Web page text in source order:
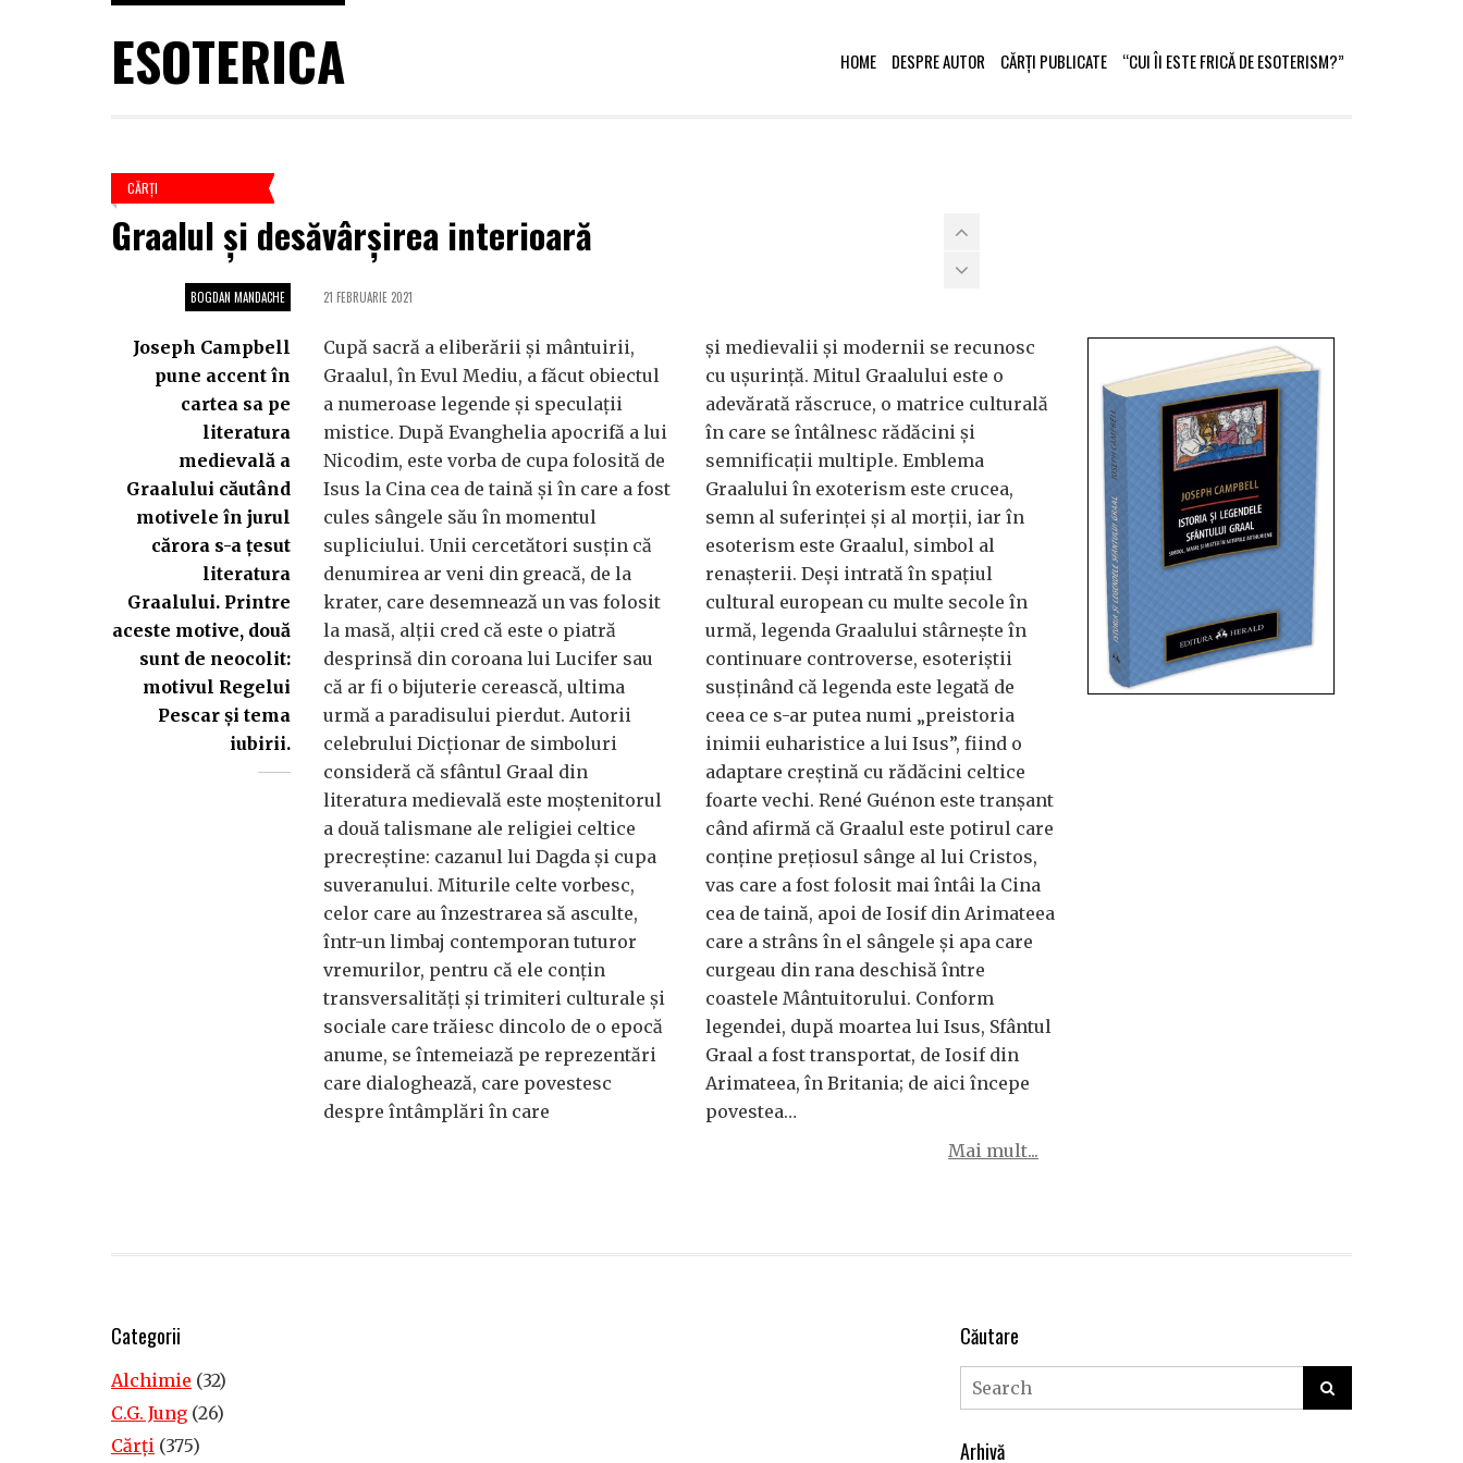
ESOTERICA HOME DESPRE AUTOR CĂRȚI PUBLICATE “CUI ÎI ESTE FRICĂ DE ESOTERISM?”
CĂRŢI
Graalul și desăvârșirea interioară
BOGDAN MANDACHE
Joseph Campbell
pune accent în
cartea sa pe
literatura
medievală a
Graalului căutând
motivele în jurul
cărora s-a țesut
literatura
Graalului. Printre
aceste motive, două
sunt de neocolit:
motivul Regelui
Pescar și tema
iubirii.
21 FEBRUARIE 2021
Cupă sacră a eliberării și mântuirii,
Graalul, în Evul Mediu, a făcut obiectul
a numeroase legende și speculații
mistice. După Evanghelia apocrifă a lui
Nicodim, este vorba de cupa folosită de
Isus la Cina cea de taină și în care a fost
cules sângele său în momentul
supliciului. Unii cercetători susțin că
denumirea ar veni din greacă, de la
krater, care desemnează un vas folosit
la masă, alții cred că este o piatră
desprinsă din coroana lui Lucifer sau
că ar fi o bijuterie cerească, ultima
urmă a paradisului pierdut. Autorii
celebrului Dicționar de simboluri
consideră că sfântul Graal din
literatura medievală este moștenitorul
a două talismane ale religiei celtice
precreștine: cazanul lui Dagda și cupa
suveranului. Miturile celte vorbesc,
celor care au înzestrarea să asculte,
într-un limbaj contemporan tuturor
vremurilor, pentru că ele conțin
transversalități și trimiteri culturale și
sociale care trăiesc dincolo de o epocă
anume, se întemeiază pe reprezentări
care dialoghează, care povestesc
despre întâmplări în care
și medievalii și modernii se recunosc
cu ușurință. Mitul Graalului este o
adevărată răscruce, o matrice culturală
în care se întâlnesc rădăcini și
semnificații multiple. Emblema
Graalului în exoterism este crucea,
semn al suferinței și al morții, iar în
esoterism este Graalul, simbol al
renașterii. Deși intrată în spațiul
cultural european cu multe secole în
urmă, legenda Graalului stârnește în
continuare controverse, esoteriștii
susținând că legenda este legată de
ceea ce s-ar putea numi „preistoria
inimii euharistice a lui Isus”, fiind o
adaptare creștină cu rădăcini celtice
foarte vechi. René Guénon este tranșant
când afirmă că Graalul este potirul care
conține prețiosul sânge al lui Cristos,
vas care a fost folosit mai întâi la Cina
cea de taină, apoi de Iosif din Arimateea
care a strâns în el sângele și apa care
curgeau din rana deschisă între
coastele Mântuitorului. Conform
legendei, după moartea lui Isus, Sfântul
Graal a fost transportat, de Iosif din
Arimateea, în Britania; de aici începe
povestea…
Mai mult...
Categorii
Alchimie (32)
C.G. Jung (26)
Cărţi (375)
Căutare
Arhivă